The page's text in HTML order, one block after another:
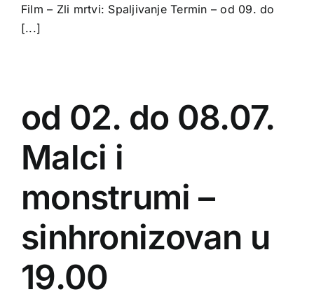
Film – Zli mrtvi: Spaljivanje Termin – od 09. do
[...]
od 02. do 08.07.
Malci i
monstrumi –
sinhronizovan u
19.00